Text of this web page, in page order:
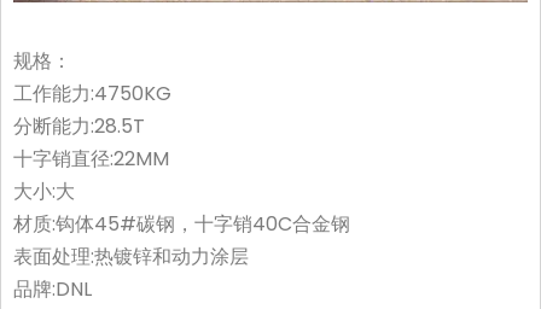
规格：
工作能力:4750KG
分断能力:28.5T
十字销直径:22MM
大小:大
材质:钩体45#碳钢，十字销40C合金钢
表面处理:热镀锌和动力涂层
品牌:DNL